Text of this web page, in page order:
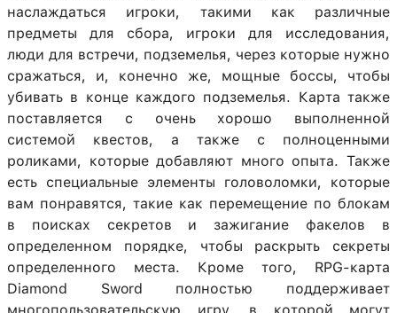
наслаждаться игроки, такими как различные
предметы для сбора, игроки для исследования,
люди для встречи, подземелья, через которые нужно
сражаться, и, конечно же, мощные боссы, чтобы
убивать в конце каждого подземелья. Карта также
поставляется с очень хорошо выполненной
системой квестов, а также с полноценными
роликами, которые добавляют много опыта. Также
есть специальные элементы головоломки, которые
вам понравятся, такие как перемещение по блокам
в поисках секретов и зажигание факелов в
определенном порядке, чтобы раскрыть секреты
определенного места. Кроме того, RPG-карта
Diamond Sword полностью поддерживает